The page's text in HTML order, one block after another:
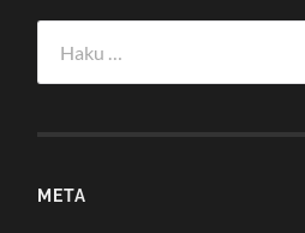
META